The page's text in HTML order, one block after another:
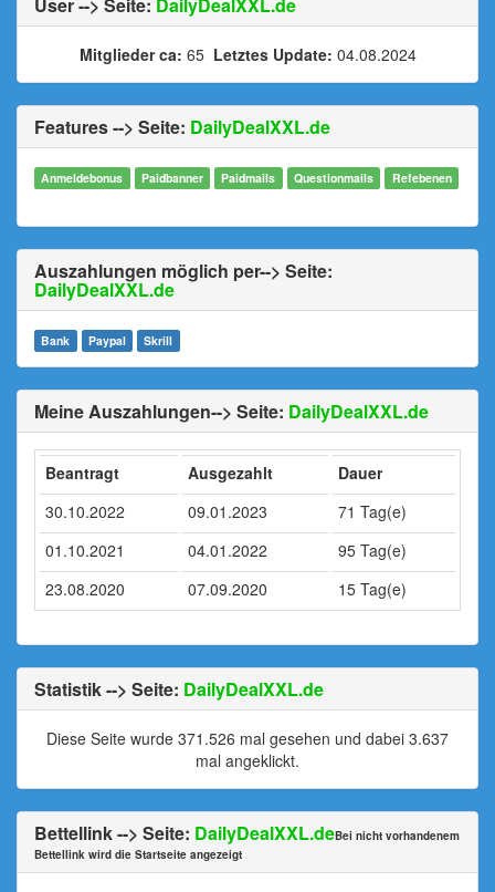
Mitglieder ca: 65 Letztes Update: 04.08.2024
Features --> Seite: DailyDealXXL.de
Anmeldebonus Paidbanner Paidmails Questionmails Refebenen
Auszahlungen möglich per--> Seite:
DailyDealXXL.de
Bank Paypal Skrill
Meine Auszahlungen--> Seite: DailyDealXXL.de
Beantragt Ausgezahlt
Dauer
30.10.2022
09.01.2023
71 Tag(e)
01.10.2021
04.01.2022
95 Tag(e)
23.08.2020
07.09.2020 15 Tag(e)
Statistik --> Seite: DailyDealXXL.de
Diese Seite wurde 371.526 mal gesehen und dabei 3.637
mal angeklickt.
Bettellink --> Seite: DailyDealXXL.deBei nicht vorhandenem
Bettellink wird die Startseite angezeigt